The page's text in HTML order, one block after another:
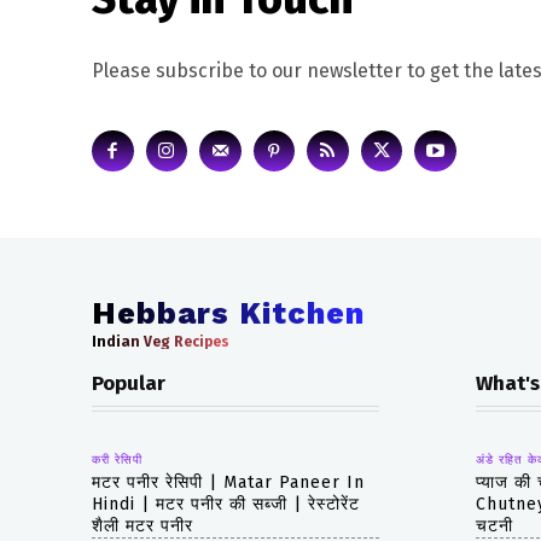
Please subscribe to our newsletter to get the
Hebbars Kitchen
Indian Veg Recipes
Popular
करी रेसिपी
मटर पनीर रेसिपी | Matar Paneer In
Hindi | मटर पनीर की सब्जी | रेस्टोरेंट
शैली मटर पनीर
अंडे रहित
प्याज की
चटनी